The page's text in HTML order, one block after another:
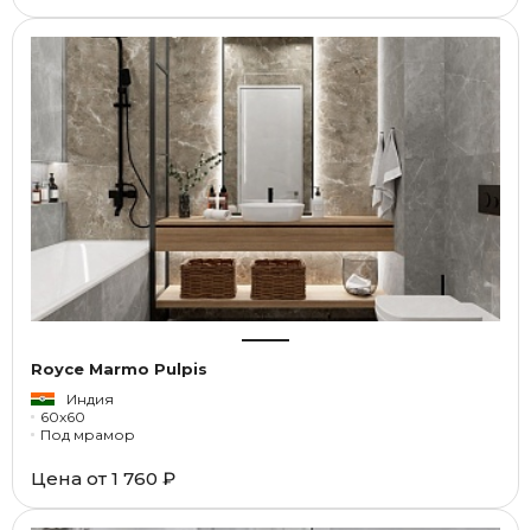
Royce Marmo Pulpis
Индия
60x60
Под мрамор
Цена от 1 760 ₽